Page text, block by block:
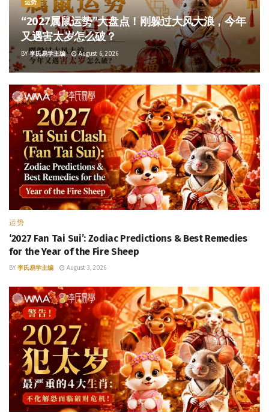
运势
“2027属鼠运势”大盘点！刚躲过大风大浪，今年
又遇害太岁怎么破？
BY 李氏易学主编 August 6, 2026
运势
‘2027 Fan Tai Sui’: Zodiac Predictions & Best Remedies
for the Year of the Fire Sheep
BY 李氏易学主编 August 3, 2026